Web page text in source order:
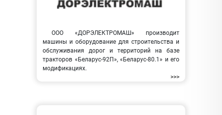
ООО «ДОРЭЛЕКТРОМАШ» производит
машины и оборудование для строительства и
обслуживания дорог и территорий на базе
тракторов «Беларус-92П», «Беларус-80.1» и его
модификациях.
>>>